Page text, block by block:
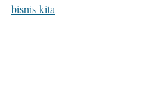
bisnis kita